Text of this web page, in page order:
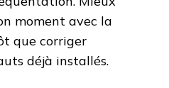
moment avec la
que corriger
déjà installés.